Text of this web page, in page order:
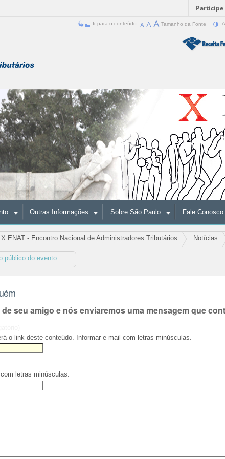
Participe
Ir para o conteúdo Tamanho da Fonte
Outras Informações Sobre São Paulo Fale Conosco
X ENAT - Encontro Nacional de Administradores Tributários Notícias
público do evento
seu amigo e nós enviaremos uma mensagem que
o link deste conteúdo. Informar e-mail com letras minúsculas.
letras minúsculas.